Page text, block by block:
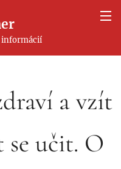
informácií
a vzít
se učit. O